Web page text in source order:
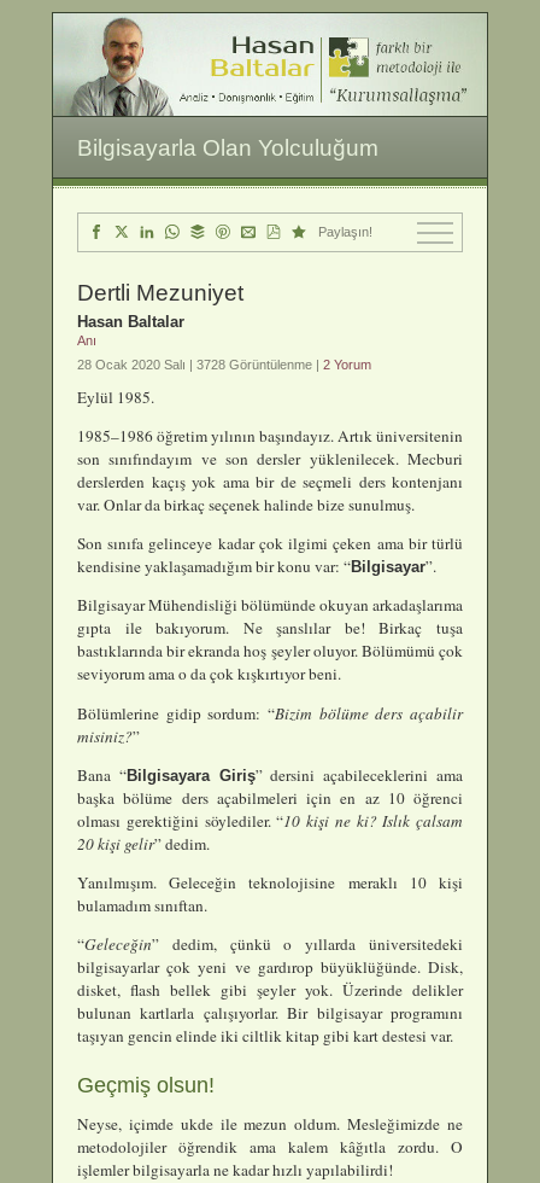
Bilgisayarla Olan Yolculuğum
Paylaşın!
Dertli Mezuniyet
Hasan Baltalar
Anı
28 Ocak 2020 Salı | 3728 Görüntülenme | 2 Yorum
Eylül 1985.
1985–1986 öğretim yılının başındayız. Artık üniversitenin
son sınıfındayım ve son dersler yüklenilecek. Mecburi
derslerden kaçış yok ama bir de seçmeli ders kontenjanı
var. Onlar da birkaç seçenek halinde bize sunulmuş.
Son sınıfa gelinceye kadar çok ilgimi çeken ama bir türlü
kendisine yaklaşamadığım bir konu var: “Bilgisayar”.
Bilgisayar Mühendisliği bölümünde okuyan arkadaşlarıma
gıpta ile bakıyorum. Ne şanslılar be! Birkaç tuşa
bastıklarında bir ekranda hoş şeyler oluyor. Bölümümü çok
seviyorum ama o da çok kışkırtıyor beni.
Bölümlerine gidip sordum: “Bizim bölüme ders açabilir
misiniz?”
Bana “Bilgisayara Giriş” dersini açabileceklerini ama
başka bölüme ders açabilmeleri için en az 10 öğrenci
olması gerektiğini söylediler. “10 kişi ne ki? Islık çalsam
20 kişi gelir” dedim.
Yanılmışım. Geleceğin teknolojisine meraklı 10 kişi
bulamadım sınıftan.
“Geleceğin” dedim, çünkü o yıllarda üniversitedeki
bilgisayarlar çok yeni ve gardırop büyüklüğünde. Disk,
disket, flash bellek gibi şeyler yok. Üzerinde delikler
bulunan kartlarla çalışıyorlar. Bir bilgisayar programını
taşıyan gencin elinde iki ciltlik kitap gibi kart destesi var.
Geçmiş olsun!
Neyse, içimde ukde ile mezun oldum. Mesleğimizde ne
metodolojiler öğrendik ama kalem kâğıtla zordu. O
işlemler bilgisayarla ne kadar hızlı yapılabilirdi!